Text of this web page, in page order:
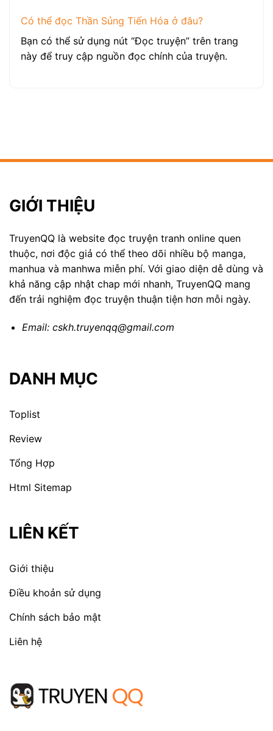
Có thể đọc Thần Sủng Tiến Hóa ở đâu?
Bạn có thể sử dụng nút “Đọc truyện” trên trang
này để truy cập nguồn đọc chính của truyện.
GIỚI THIỆU
TruyenQQ là website đọc truyện tranh online quen
thuộc, nơi độc giả có thể theo dõi nhiều bộ manga,
manhua và manhwa miễn phí. Với giao diện dễ dùng và
khả năng cập nhật chap mới nhanh, TruyenQQ mang
đến trải nghiệm đọc truyện thuận tiện hơn mỗi ngày.
Email: cskh.truyenqq@gmail.com
DANH MỤC
Toplist
Review
Tổng Hợp
Html Sitemap
LIÊN KẾT
Giới thiệu
Điều khoản sử dụng
Chính sách bảo mật
Liên hệ